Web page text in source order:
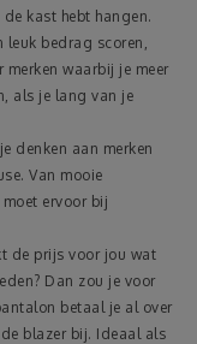
kast hebt hangen.
leuk bedrag scoren,
waarbij je meer
als je lang van je
denken aan merken
Van mooie
ervoor bij
de prijs voor jou wat
Dan zou je voor
betaal je al over
blazer bij. Ideaal als